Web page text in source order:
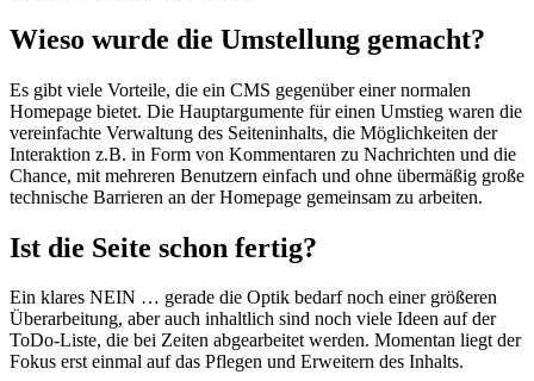
Wieso wurde die Umstellung gemacht?
Es gibt viele Vorteile, die ein CMS gegenüber einer normalen
Homepage bietet. Die Hauptargumente für einen Umstieg waren die
vereinfachte Verwaltung des Seiteninhalts, die Möglichkeiten der
Interaktion z.B. in Form von Kommentaren zu Nachrichten und die
Chance, mit mehreren Benutzern einfach und ohne übermäßig große
technische Barrieren an der Homepage gemeinsam zu arbeiten.
Ist die Seite schon fertig?
Ein klares NEIN … gerade die Optik bedarf noch einer größeren
Überarbeitung, aber auch inhaltlich sind noch viele Ideen auf der
ToDo-Liste, die bei Zeiten abgearbeitet werden. Momentan liegt der
Fokus erst einmal auf das Pflegen und Erweitern des Inhalts.